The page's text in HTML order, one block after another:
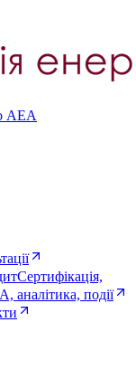
AEA
Сертифікація,
аналітика, події